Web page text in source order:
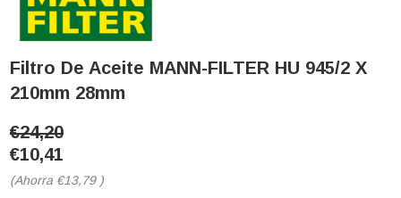
Filtro De Aceite MANN-FILTER HU 945/2 X
210mm 28mm
€24,20
€10,41
(Ahorra €13,79 )